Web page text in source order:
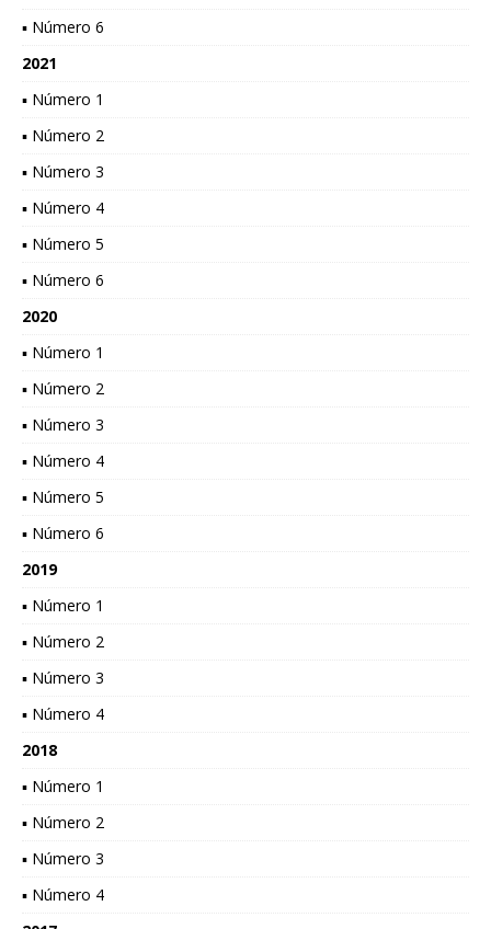
▪ Número 6
2021
▪ Número 1
▪ Número 2
▪ Número 3
▪ Número 4
▪ Número 5
▪ Número 6
2020
▪ Número 1
▪ Número 2
▪ Número 3
▪ Número 4
▪ Número 5
▪ Número 6
2019
▪ Número 1
▪ Número 2
▪ Número 3
▪ Número 4
2018
▪ Número 1
▪ Número 2
▪ Número 3
▪ Número 4